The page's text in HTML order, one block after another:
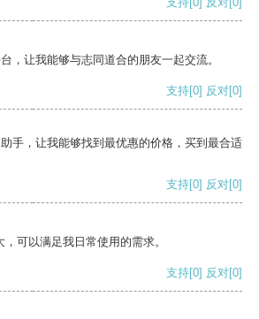
，让我能够与志同道合的朋友一起交流。
支持[0] 反对[0]
手，让我能够找到最优惠的价格，买到最合适
支持[0] 反对[0]
可以满足我日常使用的需求。
支持[0] 反对[0]